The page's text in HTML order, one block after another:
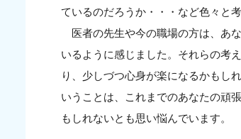
ているのだろうか・・・など色々と考
医者の先生や今の職場の方は、あ
いるように感じました。それらの考
り、少しづつ心身が楽になるかもし
いうことは、これまでのあなたの頑
もしれないとも思い悩んでいます。